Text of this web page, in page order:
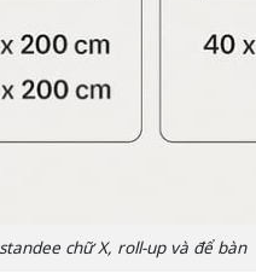
chữ X, roll-up và để bàn